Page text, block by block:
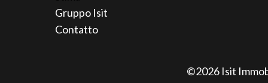
Gruppo Isit
Contatto
©2026 Isit